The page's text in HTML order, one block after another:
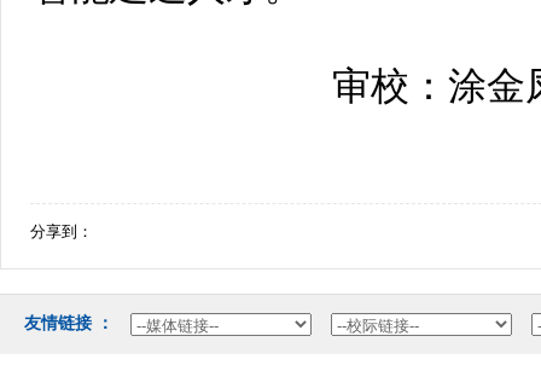
审校：涂金
分享到：
友情链接：